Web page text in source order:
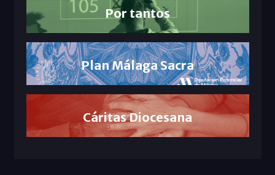
Por tantos
Plan Málaga Sacra
Cáritas Diocesana